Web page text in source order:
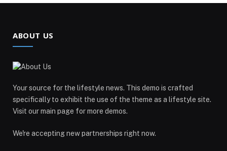
ABOUT US
Your source for the lifestyle news. This demo is crafted
specifically to exhibit the use of the theme as a lifestyle site.
Visit our main page for more demos.
We're accepting new partnerships right now.